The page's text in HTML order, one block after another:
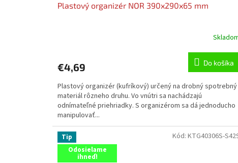
Plastový organizér NOR 390x290x65 mm
€4,69 Do košíka
Plastový organizér (kufríkový) určený na drobný spotrebný
materiál rôzneho druhu. Vo vnútri sa nachádzajú
odnímateľné priehriadky. S organizérom sa dá jednoducho
manipulovať...
Tip
Odosielame
ihneď!
Kód:KTG40306S-